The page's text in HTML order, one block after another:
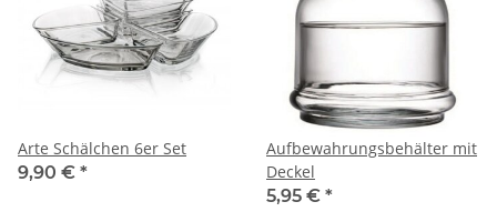
Arte Schälchen 6er Set
9,90 € *
Aufbewahrungsbehälter mit
Deckel
5,95 € *